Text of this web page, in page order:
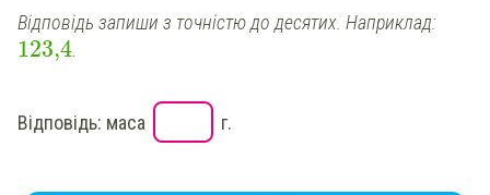
Відповідь запиши з точністю до десятих. Наприклад:
123,4
Відповідь: маса г.